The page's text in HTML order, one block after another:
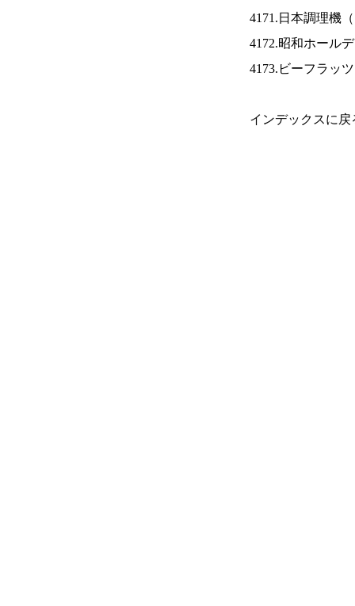
4171.日本調理機（
4172.昭和ホール
4173.ビーフラッ
インデックスに戻